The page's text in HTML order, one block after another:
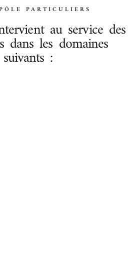
PARTICULIERS
au service des
dans les domaines
suivants :